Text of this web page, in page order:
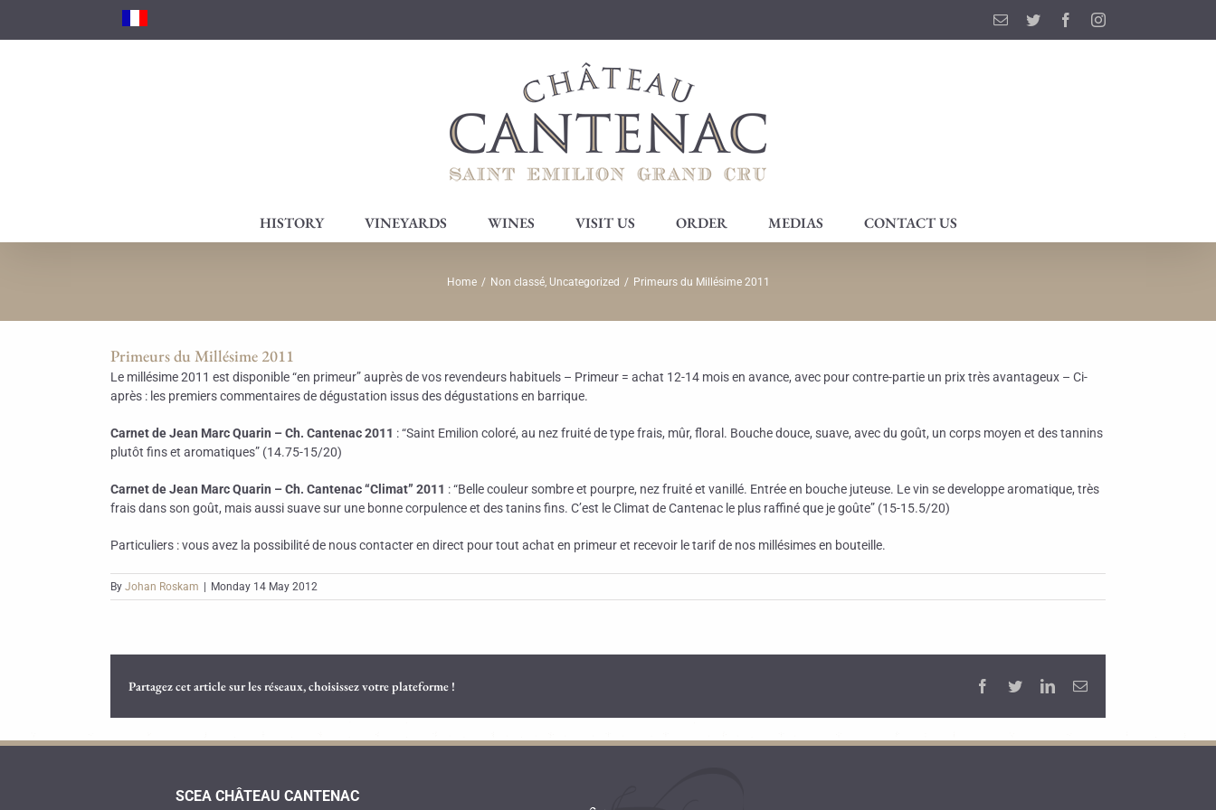
EmailTwitter FacebookInstagram
HISTORY VINEYARDS WINES VISIT US ORDER MEDIAS CONTACT US
Home / Non classé, Uncategorized / Primeurs du Millésime 2011
Primeurs du Millésime 2011
Le millésime 2011 est disponible “en primeur” auprès de vos revendeurs habituels – Primeur = achat 12-14 mois en avance, avec pour contre-partie un prix très avantageux – Ci-
après : les premiers commentaires de dégustation issus des dégustations en barrique.
Carnet de Jean Marc Quarin – Ch. Cantenac 2011 : “Saint Emilion coloré, au nez fruité de type frais, mûr, floral. Bouche douce, suave, avec du goût, un corps moyen et des tannins
plutôt fins et aromatiques” (14.75-15/20)
Carnet de Jean Marc Quarin – Ch. Cantenac “Climat” 2011 : “Belle couleur sombre et pourpre, nez fruité et vanillé. Entrée en bouche juteuse. Le vin se developpe aromatique, très
frais dans son goût, mais aussi suave sur une bonne corpulence et des tanins fins. C’est le Climat de Cantenac le plus raffiné que je goûte” (15-15.5/20)
Particuliers : vous avez la possibilité de nous contacter en direct pour tout achat en primeur et recevoir le tarif de nos millésimes en bouteille.
By Johan Roskam Monday 14 May 2012
Partagez cet article sur les réseaux, choisissez votre plateforme ! Facebook
TwitterLinkedInEmail
SCEA CHÂTEAU CANTENAC